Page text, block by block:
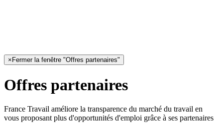
× Fermer la fenêtre "Offres partenaires"
Offres partenaires
France Travail améliore la transparence du marché du travail en
vous proposant plus d'opportunités d'emploi grâce à ses partenaires